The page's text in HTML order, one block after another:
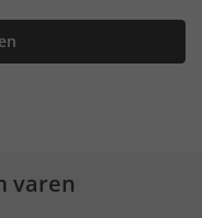
varen